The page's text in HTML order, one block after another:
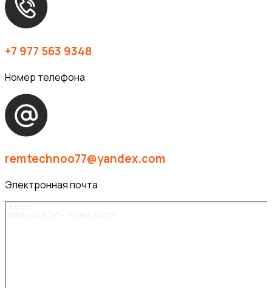
+7 977 563 9348
Номер телефона
remtechnoo77@yandex.com
Электронная почта